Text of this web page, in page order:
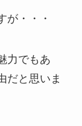
が・・・
力でもあ
だと思いま